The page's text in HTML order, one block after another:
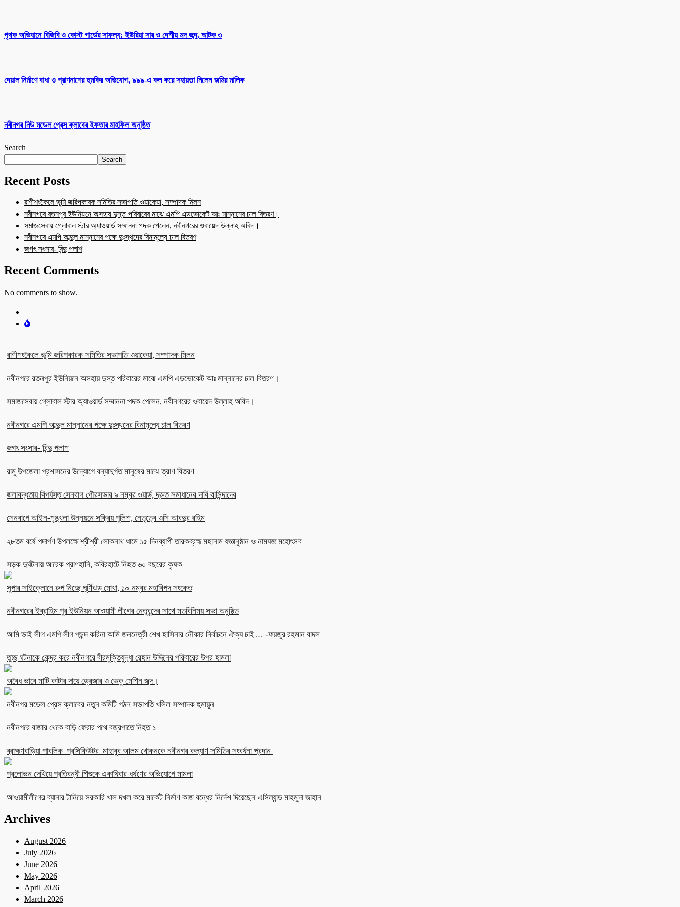
পৃথক অভিযানে বিজিবি ও কোস্ট গার্ডের সাফল্য: ইউরিয়া সার ও দেশীয় মদ জব্দ, আটক ৩
দেয়াল নির্মাণে বাধা ও প্রাণনাশের হুমকির অভিযোগ, ৯৯৯-এ কল করে সহায়তা নিলেন জমির মালিক
নবীনগর নিউ মডেল প্রেস ক্লাবের ইফতার মাহফিল অনুষ্ঠিত
Search
Search
Recent Posts
রাণীশংকৈলে ভূমি জরিপকারক সমিতির সভাপতি ওয়াকেয়া, সম্পাদক মিলন
নবীনগরে রতনপুর ইউনিয়নে অসহায় দুস্ত পরিবারের মাঝে এমপি এডভোকেট আঃ মান্নানের চাল বিতরণ।
সমাজসেবায় গ্লোবাল স্টার অ্যাওয়ার্ড সম্মাননা পদক পেলেন, নবীনগরের ওবায়েদ উল্লাহ অবিদ।
নবীনগরে এমপি আব্দুল মান্নানের পক্ষে দুঃস্থদের বিনামূল্যে চাল বিতরণ
জগৎ সংসার- বিন্দু পলাশ
Recent Comments
No comments to show.
রাণীশংকৈলে ভূমি জরিপকারক সমিতির সভাপতি ওয়াকেয়া, সম্পাদক মিলন
নবীনগরে রতনপুর ইউনিয়নে অসহায় দুস্ত পরিবারের মাঝে এমপি এডভোকেট আঃ মান্নানের চাল বিতরণ।
সমাজসেবায় গ্লোবাল স্টার অ্যাওয়ার্ড সম্মাননা পদক পেলেন, নবীনগরের ওবায়েদ উল্লাহ অবিদ।
নবীনগরে এমপি আব্দুল মান্নানের পক্ষে দুঃস্থদের বিনামূল্যে চাল বিতরণ
জগৎ সংসার- বিন্দু পলাশ
রামু উপজেলা প্রশাসনের উদ্যোগে বন্যাদুর্গত মানুষের মাঝে ত্রাণ বিতরণ
জলাবদ্ধতায় বিপর্যস্ত সেনবাগ পৌরসভার ৯ নম্বর ওয়ার্ড, দ্রুত সমাধানের দাবি বাসিন্দাদের
সেনবাগে আইন-শৃঙ্খলা উন্নয়নে সক্রিয় পুলিশ, নেতৃত্বে ওসি আবদুর রহিম
২৮তম বর্ষে পদার্পণ উপলক্ষে শ্রীশ্রী লোকনাথ ধামে ১৫ দিনব্যাপী তারকব্রহ্ম মহানাম যজ্ঞানুষ্ঠান ও নামযজ্ঞ মহোৎসব
সড়ক দুর্ঘটনায় আরেক প্রাণহানি, কবিরহাটে নিহত ৬০ বছরের কৃষক
সুপার সাইক্লোনে রুপ নিচ্ছে ঘূর্ণিঝড় মোখা, ১০ নম্বর মহাবিপদ সংকেত
নবীনগরের ইব্রাহিম পুর ইউনিয়ন আওয়ামী লীগের নেতৃবৃন্দের সাথে মতবিনিময় সভা অনুষ্ঠিত
আমি ভাই লীগ এমপি লীগ পছন্দ করিনা আমি জননেত্রী শেখ হাসিনার নৌকার নির্বাচনে ঐক্য চাই… -ফয়জুর রহমান বাদল
তুচ্ছ ঘটনাকে কেন্দ্র করে নবীনগরে বীরমুক্তিযুদ্ধা রেহান উদ্দিনের পরিবারের উপর হামলা
অবৈধ ভাবে মাটি কাটার দায়ে ড্রেজার ও ভেকু মেশিন জব্দ।
নবীনগর মডেল প্রেস ক্লাবের নতুন কমিটি গঠন সভাপতি খলিল সম্পাদক হুমায়ূন
নবীনগরে বাজার থেকে বাড়ি ফেরার পথে বজ্রপাতে নিহত ১
ব্রাহ্মণবাড়িয়া পাবলিক প্রসিকিউটর মাহাবুব আলম খোকনকে নবীনগর কল্যাণ সমিতির সংবর্ধনা প্রদান
প্রলোভন দেখিয়ে প্রতিবন্ধী শিশুকে একাধিবার ধর্ষণের অভিযোগে মামলা
আওয়ামীলীগের ব্যানার টানিয়ে সরকারি খাল দখল করে মার্কেট নির্মাণ কাজ বন্ধের নির্দেশ দিয়েছেন এসিল্যান্ড মাহমুদা জাহান
Archives
August 2026
July 2026
June 2026
May 2026
April 2026
March 2026